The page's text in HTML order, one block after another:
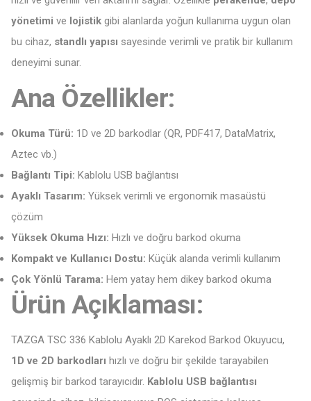
yönetimi ve lojistik gibi alanlarda yoğun kullanıma uygun olan
bu cihaz, standlı yapısı sayesinde verimli ve pratik bir kullanım
deneyimi sunar.
Ana Özellikler:
Okuma Türü: 1D ve 2D barkodlar (QR, PDF417, DataMatrix,
Aztec vb.)
Bağlantı Tipi: Kablolu USB bağlantısı
Ayaklı Tasarım: Yüksek verimli ve ergonomik masaüstü
çözüm
Yüksek Okuma Hızı: Hızlı ve doğru barkod okuma
Kompakt ve Kullanıcı Dostu: Küçük alanda verimli kullanım
Çok Yönlü Tarama: Hem yatay hem dikey barkod okuma
Ürün Açıklaması:
TAZGA TSC 336 Kablolu Ayaklı 2D Karekod Barkod Okuyucu,
1D ve 2D barkodları hızlı ve doğru bir şekilde tarayabilen
gelişmiş bir barkod tarayıcıdır. Kablolu USB bağlantısı